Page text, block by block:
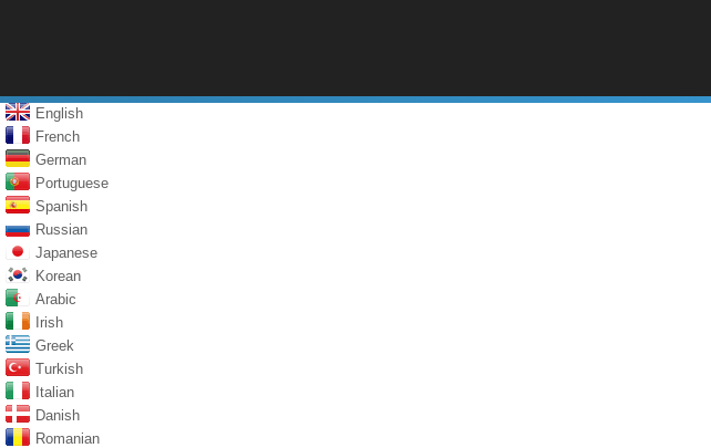
English
French
German
Portuguese
Spanish
Russian
Japanese
Korean
Arabic
Irish
Greek
Turkish
Italian
Danish
Romanian